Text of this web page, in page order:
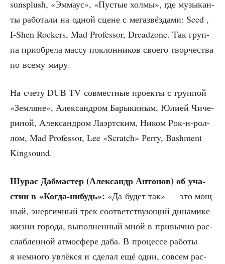
sunsplush, «Эммаус», «Пустые хол­мы», где музы­кан­
ты рабо­та­ли на одной сцене с мега­з­вёз­да­ми: Seed ,
I‑Shen Rockers, Mad Professor, Dreadzone. Так груп­
па при­об­ре­ла мас­су поклон­ни­ков сво­е­го твор­че­ства
по все­му миру.
На сче­ту DUB TV сов­мест­ные про­ек­ты с груп­пой
«Зем­ляне», Алек­сан­дром Бары­ки­ным, Юли­ей Чиче­
ри­ной, Алек­сан­дром Лаэрт­ским, Ником Рок-н-рол­
лом, Mad Professor, Lee «Scratch» Рerry, Bashment
Kingsound.
Шурас Даб­ма­стер (Алек­сандр Анто­нов) об уча­
стии в «Когда-нибудь»: «Да будет так» — это мощ­
ный, энер­гич­ный трек соот­вет­ству­ю­щий дина­ми­ке
жиз­ни горо­да, выпол­нен­ный мной в при­выч­но рас­
слаб­лен­ной атмо­сфе­ре даба. В про­цес­се рабо­ты
я немно­го увлёк­ся и сде­лал ещё один, совсем рас­